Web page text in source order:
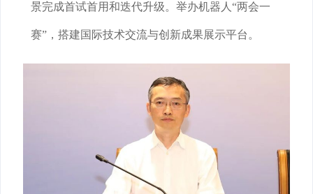
景完成首试首用和迭代升级。举办机器人“两会一
赛”，搭建国际技术交流与创新成果展示平台。